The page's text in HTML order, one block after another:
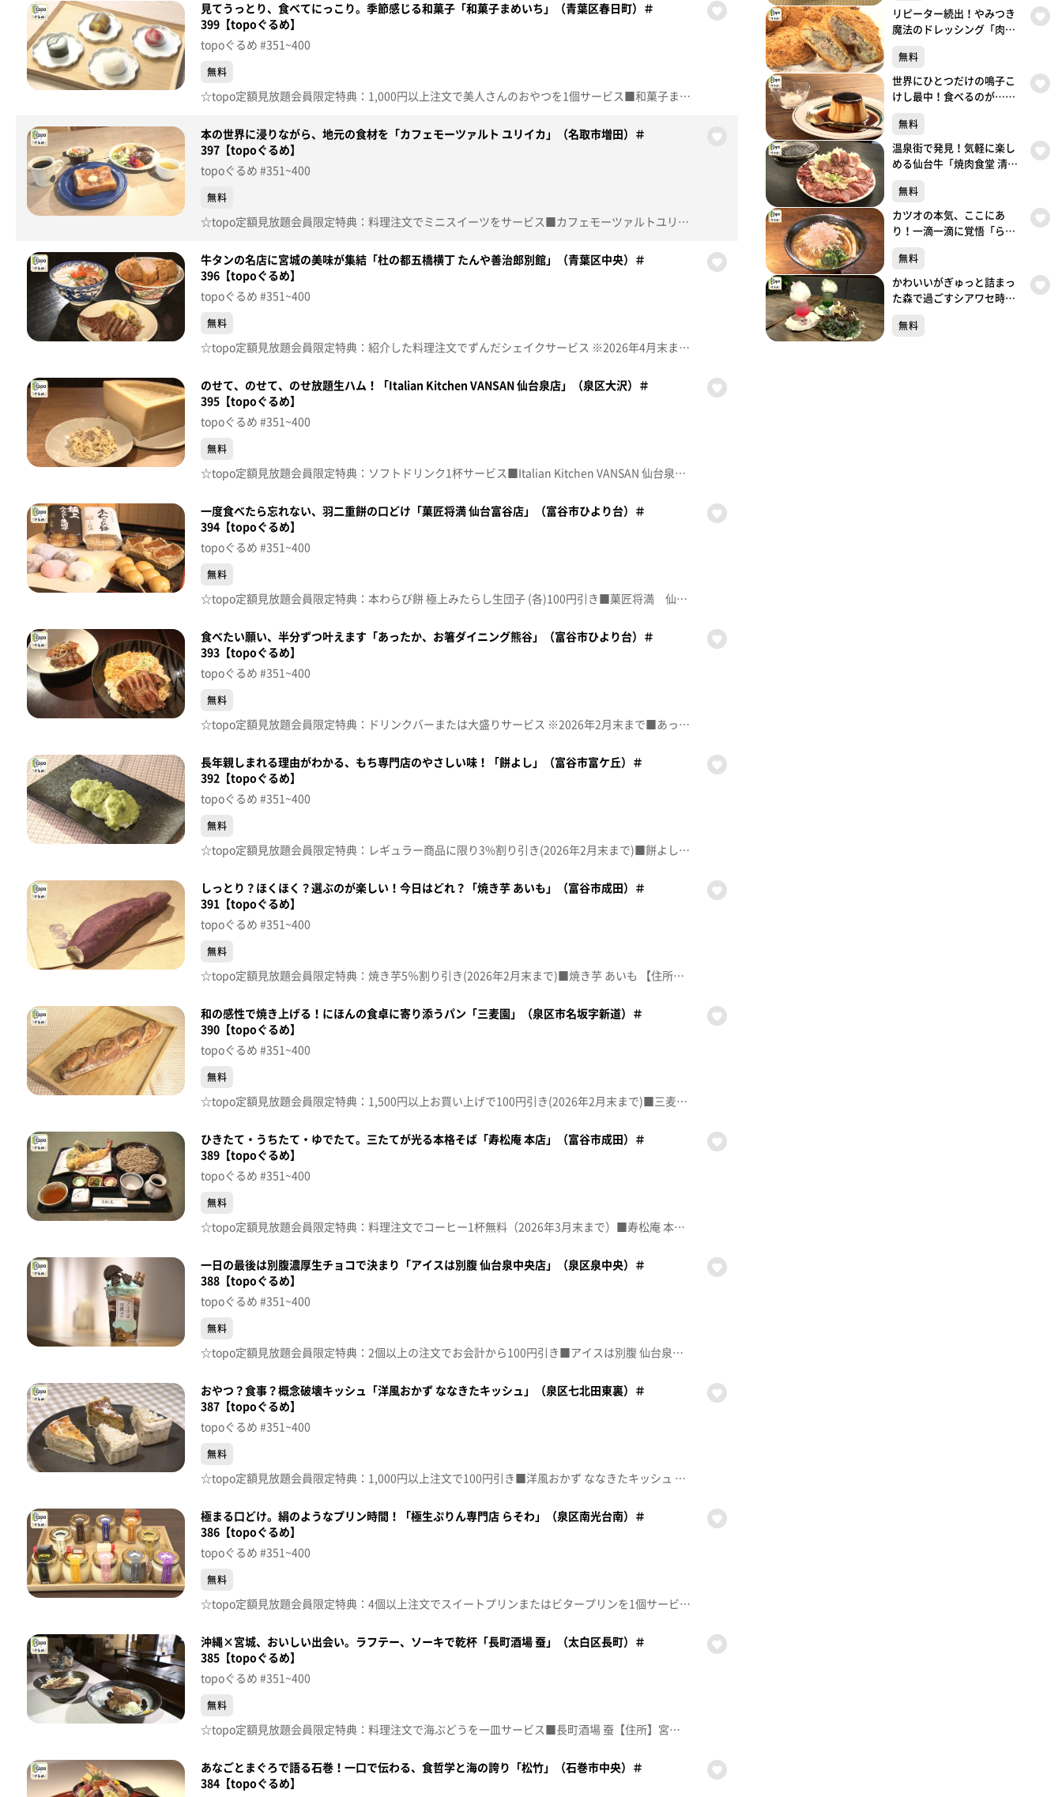
見てうっとり、食べてにっこり。季節感じる和菓子「和菓子まめいち」（青葉区春日町）＃
399【topoぐるめ】
topoぐるめ #351~400
無料
☆topo定額見放題会員限定特典：1,000円以上注文で美人さんのおやつを1個サービス■和菓子まめいち【住所】宮城県仙台市青葉区春日町1-5 SKビル定禅寺2階 A【電話番号】022-302-4720【営業時間】10:00~17:00【定休日】木曜♪ＳＵＮ ＳＨＩＮＥ！！！ ＧＲｅｅｅｅＮ※特典をご利用の際は、topoにログインをしてトップ画面をご注文の前にお店の方にお見せください。（トップ画面上部、ユーザ名と一緒に表示されている「定額見放題会員」を提示）※紹介した店舗情報は変更している場合があります。※紹介した商品は取り扱いが終了している場合があります。番組HP（https://www.khb-tv.co.jp/topogurume/）
本の世界に浸りながら、地元の食材を「カフェモーツァルト ユリイカ」（名取市増田）＃
397【topoぐるめ】
topoぐるめ #351~400
無料
☆topo定額見放題会員限定特典：料理注文でミニスイーツをサービス■カフェモーツァルトユリイカ【住所】宮城県名取市増田4-7-30 【電話番号】022-383-7172【営業時間】07:30~17:00【土･日】18:00まで【定休日】月曜･第4水曜･年末年始♪ルーズリーフ Ｈｉｌｃｒｈｙｍｅ※特典をご利用の際は、topoにログインをしてトップ画面をご注文の前にお店の方にお見せください。（トップ画面上部、ユーザ名と一緒に表示されている「定額見放題会員」を提示）※紹介した店舗情報は変更している場合があります。※紹介した商品は取り扱いが終了している場合があります。番組HP（https://www.khb-tv.co.jp/topogurume/）
牛タンの名店に宮城の美味が集結「杜の都五橋横丁 たんや善治郎別館」（青葉区中央）＃
396【topoぐるめ】
topoぐるめ #351~400
無料
☆topo定額見放題会員限定特典：紹介した料理注文でずんだシェイクサービス ※2026年4月末まで■杜の都五橋横丁 たんや善治郎別館 【住所】宮城県仙台市青葉区中央1-1-8 【電話番号】022-393-8015【営業時間】11:00~23:00【定休日】無し♪今夜はＨＥＡＲＴＹ ＰＡＲＴＹ 竹内まりや※特典をご利用の際は、topoにログインをしてトップ画面をご注文の前にお店の方にお見せください。（トップ画面上部、ユーザ名と一緒に表示されている「定額見放題会員」を提示）※紹介した店舗情報は変更している場合があります。※紹介した商品は取り扱いが終了している場合があります。番組HP（https://www.khb-tv.co.jp/topogurume/）
のせて、のせて、のせ放題生ハム！「Italian Kitchen VANSAN 仙台泉店」（泉区大沢）＃
395【topoぐるめ】
topoぐるめ #351~400
無料
☆topo定額見放題会員限定特典：ソフトドリンク1杯サービス■Italian Kitchen VANSAN 仙台泉店【住所】宮城県仙台市泉区大沢2-13-2【電話番号】022-344-9119【営業時間】11:00~22:00【定休日】年末年始休業あり♪ロマンティック浮かれモード 藤本美貴※特典をご利用の際は、topoにログインをしてトップ画面をご注文の前にお店の方にお見せください。（トップ画面上部、ユーザ名と一緒に表示されている「定額見放題会員」を提示）※紹介した店舗情報は変更している場合があります。※紹介した商品は取り扱いが終了している場合があります。番組HP（https://www.khb-tv.co.jp/topogurume/）
一度食べたら忘れない、羽二重餅の口どけ「菓匠将満 仙台富谷店」（富谷市ひより台）＃
394【topoぐるめ】
topoぐるめ #351~400
無料
☆topo定額見放題会員限定特典：本わらび餅 極上みたらし生団子 (各)100円引き■菓匠将満 仙台富谷店【住所】宮城県富谷市ひより台1-42-2【電話番号】022-348-6919【営業時間】9:00~18:00【定休日】不定休♪あ～よかった 花＊花※特典をご利用の際は、topoにログインをしてトップ画面をご注文の前にお店の方にお見せください。（トップ画面上部、ユーザ名と一緒に表示されている「定額見放題会員」を提示）※紹介した店舗情報は変更している場合があります。※紹介した商品は取り扱いが終了している場合があります。番組HP（https://www.khb-tv.co.jp/topogurume/）
食べたい願い、半分ずつ叶えます「あったか、お箸ダイニング熊谷」（富谷市ひより台）＃
393【topoぐるめ】
topoぐるめ #351~400
無料
☆topo定額見放題会員限定特典：ドリンクバーまたは大盛りサービス ※2026年2月末まで■あったか、お箸ダイニング熊谷【住所】宮城県富谷市ひより台2-35-2【電話番号】022-344-6166【営業時間】12:00~14:30 17:30~22:00 ※LO30分前【定休日】月曜(祝日の場合は翌日) 木曜は昼のみ♪雨あがりの夜空に ＲＣサクセション※特典をご利用の際は、topoにログインをしてトップ画面をご注文の前にお店の方にお見せください。（トップ画面上部、ユーザ名と一緒に表示されている「定額見放題会員」を提示）※紹介した店舗情報は変更している場合があります。※紹介した商品は取り扱いが終了している場合があります。番組HP（https://www.khb-tv.co.jp/topogurume/）
長年親しまれる理由がわかる、もち専門店のやさしい味！「餅よし」（富谷市富ケ丘）＃
392【topoぐるめ】
topoぐるめ #351~400
無料
☆topo定額見放題会員限定特典：レギュラー商品に限り3%割り引き(2026年2月末まで)■餅よし【住所】宮城県富谷市富ケ丘2-3-18【電話番号】022-358-2520【営業時間】9:30~18:00【定休日】火曜･第2日曜♪ＳＡＩＬＩＮＧ ＤＡＹ ＢＵＭＰ ＯＦ ＣＨＩＣＫＥＮ※特典をご利用の際は、topoにログインをしてトップ画面をご注文の前にお店の方にお見せください。（トップ画面上部、ユーザ名と一緒に表示されている「定額見放題会員」を提示）※紹介した店舗情報は変更している場合があります。※紹介した商品は取り扱いが終了している場合があります。番組HP（https://www.khb-tv.co.jp/topogurume/）
しっとり？ほくほく？選ぶのが楽しい！今日はどれ？「焼き芋 あいも」（富谷市成田）＃
391【topoぐるめ】
topoぐるめ #351~400
無料
☆topo定額見放題会員限定特典：焼き芋5％割り引き(2026年2月末まで)■焼き芋 あいも 【住所】宮城県富谷市成田3-32-5【電話番号】022-351-8187【営業時間】11:00~17:00【定休日】月･火曜♪エントランス ＡＳＩＡＮ ＫＵＮＧ－ＦＵ ＧＥＮＥＲＡＴＩＯＮ※特典をご利用の際は、topoにログインをしてトップ画面をご注文の前にお店の方にお見せください。（トップ画面上部、ユーザ名と一緒に表示されている「定額見放題会員」を提示）※紹介した店舗情報は変更している場合があります。※紹介した商品は取り扱いが終了している場合があります。番組HP（https://www.khb-tv.co.jp/topogurume/）
和の感性で焼き上げる！にほんの食卓に寄り添うパン「三麦園」（泉区市名坂字新道）＃
390【topoぐるめ】
topoぐるめ #351~400
無料
☆topo定額見放題会員限定特典：1,500円以上お買い上げで100円引き(2026年2月末まで)■三麦園 【住所】宮城県仙台市泉区市名坂字新道15-4【電話番号】090-7531-8566【営業時間】8:00~16:00【定休日】火･水曜♪花 オレンジレンジ※特典をご利用の際は、topoにログインをしてトップ画面をご注文の前にお店の方にお見せください。（トップ画面上部、ユーザ名と一緒に表示されている「定額見放題会員」を提示）※紹介した店舗情報は変更している場合があります。※紹介した商品は取り扱いが終了している場合があります。番組HP（https://www.khb-tv.co.jp/topogurume/）
ひきたて・うちたて・ゆでたて。三たてが光る本格そば「寿松庵 本店」（富谷市成田）＃
389【topoぐるめ】
topoぐるめ #351~400
無料
☆topo定額見放題会員限定特典：料理注文でコーヒー1杯無料（2026年3月末まで）■寿松庵 本店 【住所】宮城県富谷市成田9-2-9【電話番号】022-351-5585【営業時間】11:00~15:00【定休日】年中無休♪アポロ ポルノグラフィティ※特典をご利用の際は、topoにログインをしてトップ画面をご注文の前にお店の方にお見せください。（トップ画面上部、ユーザ名と一緒に表示されている「定額見放題会員」を提示）※紹介した店舗情報は変更している場合があります。※紹介した商品は取り扱いが終了している場合があります。番組HP（https://www.khb-tv.co.jp/topogurume/）
一日の最後は別腹濃厚生チョコで決まり「アイスは別腹 仙台泉中央店」（泉区泉中央）＃
388【topoぐるめ】
topoぐるめ #351~400
無料
☆topo定額見放題会員限定特典：2個以上の注文でお会計から100円引き■アイスは別腹 仙台泉中央店 【住所】宮城県仙台市泉区泉中央3-9-3 滝沢ビル101【電話番号】022-725-6072【営業時間】月~金 16:00~23:00/土･日･祝13:00~23:00【定休日】月曜♪吼えろ ももいろクローバーＺ※特典をご利用の際は、topoにログインをしてトップ画面をご注文の前にお店の方にお見せください。（トップ画面上部、ユーザ名と一緒に表示されている「定額見放題会員」を提示）※紹介した店舗情報は変更している場合があります。※紹介した商品は取り扱いが終了している場合があります。番組HP（https://www.khb-tv.co.jp/topogurume/）
おやつ？食事？概念破壊キッシュ「洋風おかず ななきたキッシュ」（泉区七北田東裏）＃
387【topoぐるめ】
topoぐるめ #351~400
無料
☆topo定額見放題会員限定特典：1,000円以上注文で100円引き■洋風おかず ななきたキッシュ 【住所】宮城県仙台市泉区七北田東裏13 ドミールマルヨ101【電話番号】070-9020-1677【営業時間】10:00~19:00【定休日】火曜♪笑顔 ＦＵＮＫＹ ＭＯＮＫＥＹ ＢＡＢＹＳ※特典をご利用の際は、topoにログインをしてトップ画面をご注文の前にお店の方にお見せください。（トップ画面上部、ユーザ名と一緒に表示されている「定額見放題会員」を提示）※紹介した店舗情報は変更している場合があります。※紹介した商品は取り扱いが終了している場合があります。番組HP（https://www.khb-tv.co.jp/topogurume/）
極まる口どけ。絹のようなプリン時間！「極生ぷりん専門店 らそわ」（泉区南光台南）＃
386【topoぐるめ】
topoぐるめ #351~400
無料
☆topo定額見放題会員限定特典：4個以上注文でスイートプリンまたはビタープリンを1個サービス■極生ぷりん専門店 らそわ【住所】宮城県仙台市泉区南光台南2-2-5 新梅伸ビル103【電話番号】090-9744-9002【営業時間】11:00~17:00【定休日】月曜･火曜♪ＢＩＴＴＥＲＳＷＥＥＴ 嵐※特典をご利用の際は、topoにログインをしてトップ画面をご注文の前にお店の方にお見せください。（トップ画面上部、ユーザ名と一緒に表示されている「定額見放題会員」を提示）※紹介した店舗情報は変更している場合があります。※紹介した商品は取り扱いが終了している場合があります。番組HP（https://www.khb-tv.co.jp/topogurume/）
沖縄×宮城、おいしい出会い。ラフテー、ソーキで乾杯「長町酒場 蚕」（太白区長町）＃
385【topoぐるめ】
topoぐるめ #351~400
無料
☆topo定額見放題会員限定特典：料理注文で海ぶどうを一皿サービス■長町酒場 蚕【住所】宮城県仙台市太白区5-2-1 丸源ビル2階【電話番号】022-226-7511【営業時間】17:00~24:00【定休日】月曜♪ＮＯＲＴＨ ＦＯＲＥＳＴ ＨＹ※特典をご利用の際は、topoにログインをしてトップ画面をご注文の前にお店の方にお見せください。（トップ画面上部、ユーザ名と一緒に表示されている「定額見放題会員」を提示）※紹介した店舗情報は変更している場合があります。※紹介した商品は取り扱いが終了している場合があります。番組HP（https://www.khb-tv.co.jp/topogurume/）
あなごとまぐろで語る石巻！一口で伝わる、食哲学と海の誇り「松竹」（石巻市中央）＃
384【topoぐるめ】
リピーター続出！やみつき
魔法のドレッシング「肉の
泉湯元）#495【topoぐる
め】
無料
世界にひとつだけの鳴子こ
けし最中！食べるのが…
温泉湯元）#494【topoぐる
め】
無料
温泉街で発見！気軽に楽し
める仙台牛「焼肉食堂 清和
湯元）#493【topoぐるめ】
無料
カツオの本気、ここにあ
り！一滴一滴に覚悟「らぁ
葉区栗生）#492【topoぐる
め】
無料
かわいいがぎゅっと詰まっ
た森で過ごすシアワセ時間
一番町）#491【topoぐる
無料